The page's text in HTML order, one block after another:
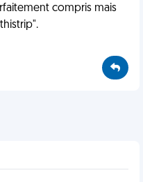
compris mais